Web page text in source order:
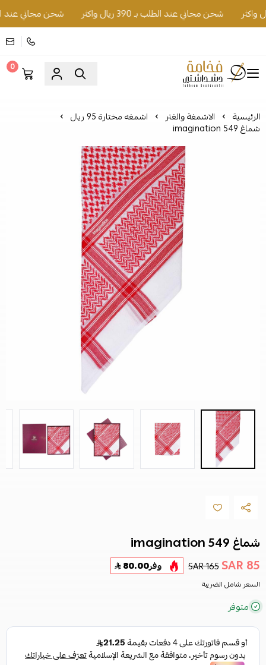
شحن مجاني عند الطلب بـ 390 ريال واكثر شحن مجاني عند الطلب بـ
فخامة دشداشتي
0
الرئيسية الاشمغة والغتر اشمغه مختارة 95 ريال
شماغ imagination 549
شماغ imagination 549
85 SAR
165 SAR وفر80.00
السعر شامل الضريبة
متوفر